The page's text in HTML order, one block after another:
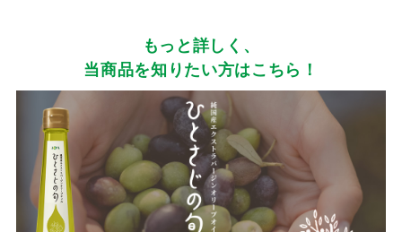
もっと詳しく、
当商品を知りたい方はこちら！